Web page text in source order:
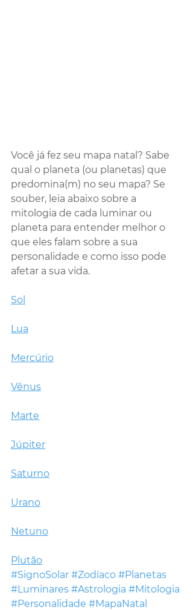
Você já fez seu mapa natal? Sabe
qual o planeta (ou planetas) que
predomina(m) no seu mapa? Se
souber, leia abaixo sobre a
mitologia de cada luminar ou
planeta para entender melhor o
que eles falam sobre a sua
personalidade e como isso pode
afetar a sua vida.
Sol
Lua
Mercúrio
Vênus
Marte
Júpiter
Saturno
Urano
Netuno
Plutão
#SignoSolar #Zodíaco #Planetas
#Luminares #Astrologia #Mitologia
#Personalidade #MapaNatal